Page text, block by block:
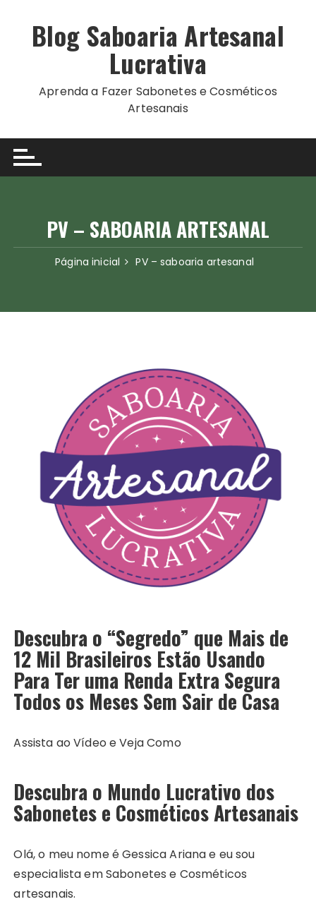
Blog Saboaria Artesanal
Lucrativa
Aprenda a Fazer Sabonetes e Cosméticos
Artesanais
PV – SABOARIA ARTESANAL
Página inicial PV – saboaria artesanal
Descubra o “Segredo” que Mais de
12 Mil Brasileiros Estão Usando
Para Ter uma Renda Extra Segura
Todos os Meses Sem Sair de Casa
Assista ao Vídeo e Veja Como
Descubra o Mundo Lucrativo dos
Sabonetes e Cosméticos Artesanais
Olá, o meu nome é Gessica Ariana e eu sou
especialista em Sabonetes e Cosméticos
artesanais.